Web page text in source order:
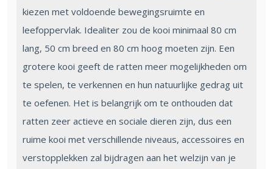
kiezen met voldoende bewegingsruimte en
leefoppervlak. Idealiter zou de kooi minimaal 80 cm
lang, 50 cm breed en 80 cm hoog moeten zijn. Een
grotere kooi geeft de ratten meer mogelijkheden om
te spelen, te verkennen en hun natuurlijke gedrag uit
te oefenen. Het is belangrijk om te onthouden dat
ratten zeer actieve en sociale dieren zijn, dus een
ruime kooi met verschillende niveaus, accessoires en
verstopplekken zal bijdragen aan het welzijn van je